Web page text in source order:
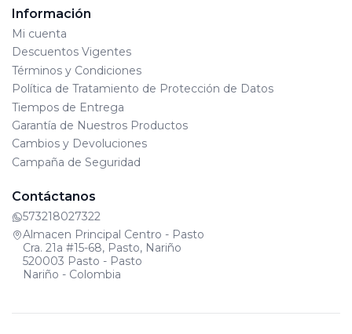
Información
Mi cuenta
Descuentos Vigentes
Términos y Condiciones
Política de Tratamiento de Protección de Datos
Tiempos de Entrega
Garantía de Nuestros Productos
Cambios y Devoluciones
Campaña de Seguridad
Contáctanos
573218027322
Almacen Principal Centro - Pasto
Cra. 21a #15-68, Pasto, Nariño
520003 Pasto - Pasto
Nariño - Colombia